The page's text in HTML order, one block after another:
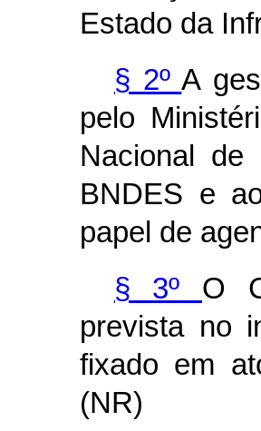
Estado da
§ 2ºA
pelo
Nacional de
BNDES e
papel de
§ 3º O
prevista no
fixado em
(NR)